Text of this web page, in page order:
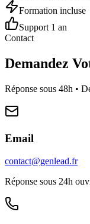
Formation incluse
Support 1 an
Contact
Demandez
Réponse sous 48h •
Email
contact@genlead.fr
Réponse sous 24h